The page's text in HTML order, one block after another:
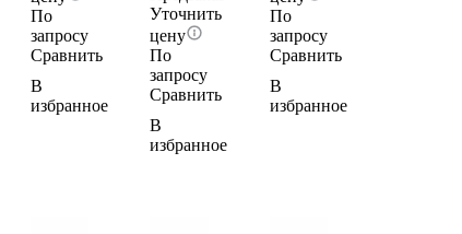
По
запросу
Сравнить
В
избранное
Уточнить
цену
По
запросу
Сравнить
В
избранное
По
запросу
Сравнить
В
избранное